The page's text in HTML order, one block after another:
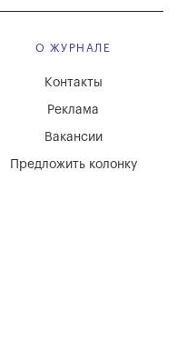
О ЖУРНАЛЕ
Вакансии
Реклама
Контакты
Предложить колонку